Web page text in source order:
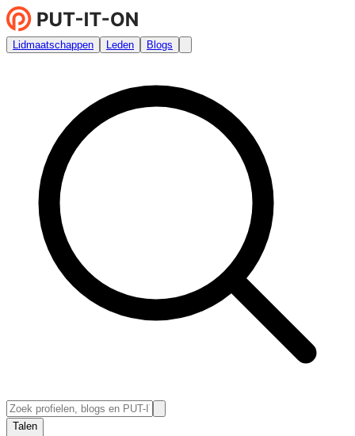
Lidmaatschappen Leden Blogs
Talen